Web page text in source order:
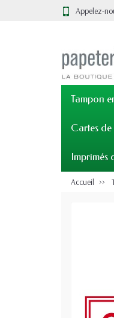
Appelez-
Tampon
Cartes
Imprimés
Accueil